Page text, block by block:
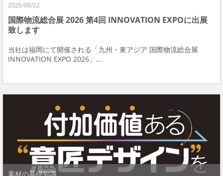
2026/06/22
国際物流総合展 2026 第4回 INNOVATION EXPOに出展
致します
当社は福岡にて開催される「九州・東アジア 国際物流総合展
INNOVATION EXPO 2026」...
素材の基礎知識